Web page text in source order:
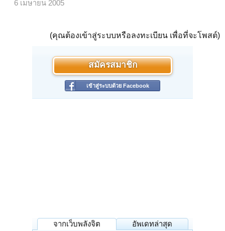
6 เมษายน 2005
(คุณต้องเข้าสู่ระบบหรือลงทะเบียน เพื่อที่จะโพสต์)
สมัครสมาชิก
เข้าสู่ระบบด้วย Facebook
จากเว็บพลังจิต อัพเดทล่าสุด